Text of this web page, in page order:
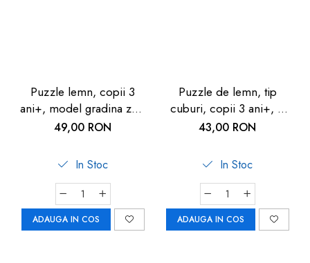
Puzzle lemn, copii 3
ani+, model gradina zoo
animale, 24 piese, Goki -
49,00 RON
In Stoc
ADAUGA IN COS
Puzzle de lemn, tip
cuburi, copii 3 ani+, 6
modele cu animale, Goki
43,00 RON
In Stoc
ADAUGA IN COS